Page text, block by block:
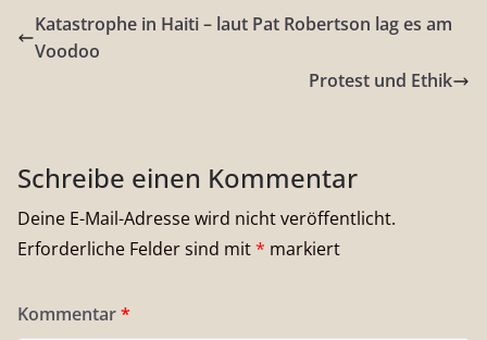
Katastrophe in Haiti – laut Pat Robertson lag es am
Voodoo
Protest und Ethik
Schreibe einen Kommentar
Deine E-Mail-Adresse wird nicht veröffentlicht.
Erforderliche Felder sind mit* markiert
Kommentar*